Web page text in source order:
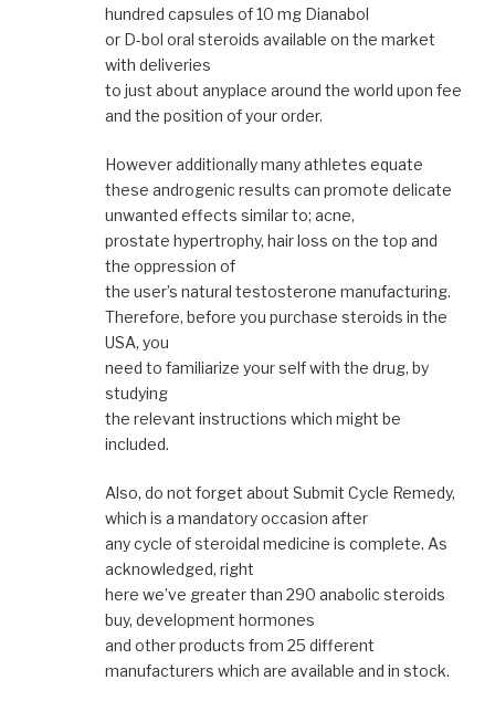
hundred capsules of 10 mg Dianabol
or D-bol oral steroids available on the market
with deliveries
to just about anyplace around the world upon fee
and the position of your order.
However additionally many athletes equate
these androgenic results can promote delicate
unwanted effects similar to; acne,
prostate hypertrophy, hair loss on the top and
the oppression of
the user’s natural testosterone manufacturing.
Therefore, before you purchase steroids in the
USA, you
need to familiarize your self with the drug, by
studying
the relevant instructions which might be
included.
Also, do not forget about Submit Cycle Remedy,
which is a mandatory occasion after
any cycle of steroidal medicine is complete. As
acknowledged, right
here we’ve greater than 290 anabolic steroids
buy, development hormones
and other products from 25 different
manufacturers which are available and in stock.